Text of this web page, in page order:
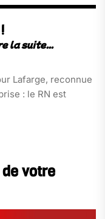
Lafarge, reconnue
: le RN est
votre